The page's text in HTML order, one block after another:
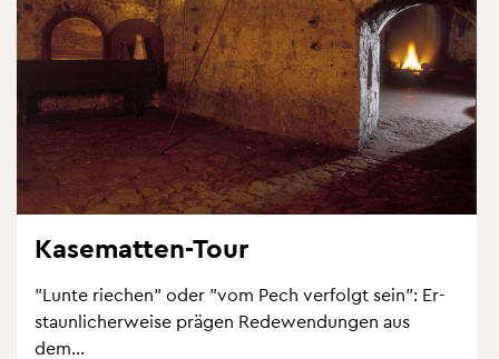
Ka­se­mat­ten-Tour
"Lunte rie­chen" oder "vom Pech ver­folgt sein": Er­
staun­li­cher­wei­se prä­gen Re­de­wen­dun­gen aus
dem...